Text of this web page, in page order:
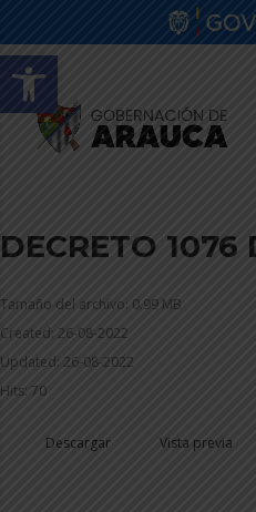
Abrir barra de herramientas
DECRETO 1076
Tamaño del archivo: 0.99 MB
Created: 26-08-2022
Updated: 26-08-2022
Hits: 70
Descargar Vista previa